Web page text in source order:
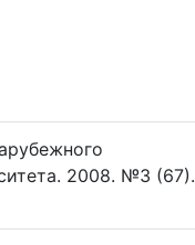
2008. №3 (67).